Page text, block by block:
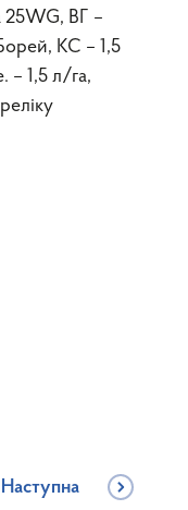
25WG, ВГ –
КС – 1,5
– 1,5 л/га,
Наступна